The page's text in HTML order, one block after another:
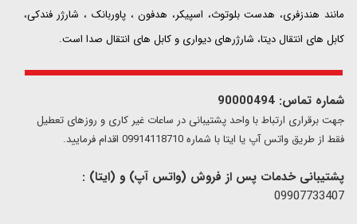
مانند هندزفری، هدست بلوتوث، اسپیکر، هدفون ، پاوربانک ، شارژر فندکی،
کابل های انتقال دیتا، شارژرهای دیواری و کابل های انتقال صدا است.
شماره تماس: 90000494
​​جهت برقراری ارتباط با واحد پشتیبانی در ساعات غیر کاری و روزهای تعطیل
فقط از طریق واتس آپ یا ایتا با شماره 09914118710 اقدام فرمایید.
پشتیبانی خدمات پس از فروش (واتس آپ) و (ایتا) :
09907733407